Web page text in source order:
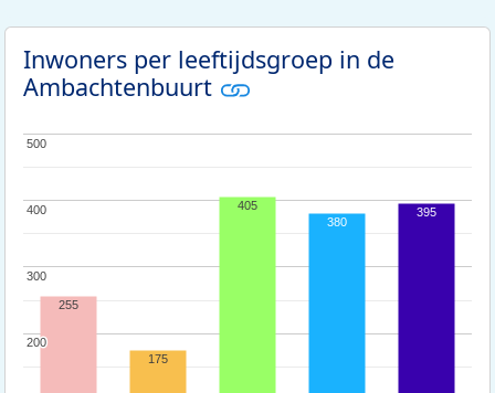
Inwoners per leeftijdsgroep in de
Ambachtenbuurt
200
200
300
300
400
400
500
500
255
175
405
380
395